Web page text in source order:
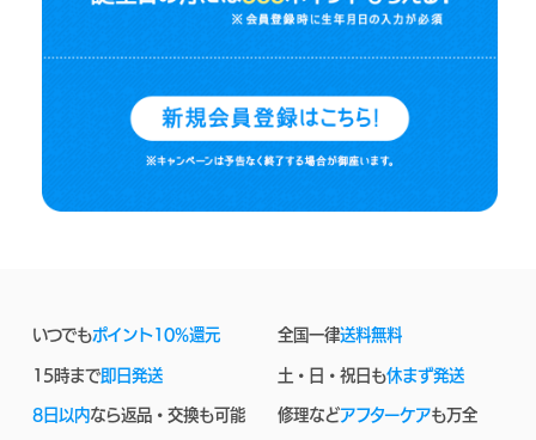
いつでもポイント10%還元 全国一律送料無料
15時まで即日発送 土・日・祝日も休まず発送
8日以内なら返品・交換も可能 修理などアフターケアも万全